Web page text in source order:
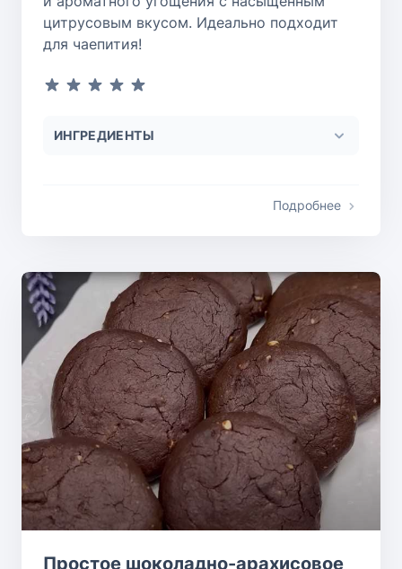
цитрусовым вкусом. Идеально подходит
для чаепития!
ИНГРЕДИЕНТЫ
Подробнее
Простое шоколадно-арахисовое